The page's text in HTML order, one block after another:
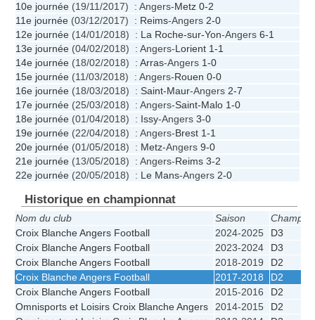
10e journée (19/11/2017) : Angers-Metz 0-2
11e journée (03/12/2017) : Reims-Angers 2-0
12e journée (14/01/2018) : La Roche-sur-Yon-Angers 6-1
13e journée (04/02/2018) : Angers-Lorient 1-1
14e journée (18/02/2018) : Arras-Angers 1-0
15e journée (11/03/2018) : Angers-Rouen 0-0
16e journée (18/03/2018) : Saint-Maur-Angers 2-7
17e journée (25/03/2018) : Angers-Saint-Malo 1-0
18e journée (01/04/2018) : Issy-Angers 3-0
19e journée (22/04/2018) : Angers-Brest 1-1
20e journée (01/05/2018) : Metz-Angers 9-0
21e journée (13/05/2018) : Angers-Reims 3-2
22e journée (20/05/2018) : Le Mans-Angers 2-0
Historique en championnat
Nom du club Saison
Croix Blanche Angers Football
2024-2025
D3
Croix Blanche Angers Football
2023-2024
D3
Croix Blanche Angers Football
2018-2019
D2
Croix Blanche Angers Football
2017-2018
D2
Croix Blanche Angers Football
2015-2016
D2
Omnisports et Loisirs Croix Blanche Angers
2014-2015
D2